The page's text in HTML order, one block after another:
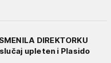
DIREKTORKU
slučaj upleten i Plasido